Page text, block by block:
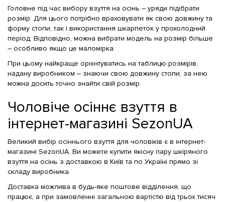
Головне під час вибору взуття на осінь – уряди підібрати
розмір. Для цього потрібно враховувати як свою довжину та
форму стопи, так і використання шкарпеток у прохолодний
період. Відповідно, можна вибрати модель на розмір більше
– особливо якщо це маломірка.
При цьому найкраще орієнтуватись на таблицю розмірів,
надану виробником – знаючи свою довжину стопи, за нею
можна досить точно знайти свій розмір.
Чоловіче осіннє взуття в
інтернет-магазині SezonUA
Великий вибір осіннього взуття для чоловіків є в інтернет-
магазині SezonUA. Ви можете купити якісну пару шкіряного
взуття на осінь з доставкою в Київ та по Україні прямо зі
складу виробника.
Доставка можлива в будь-яке поштове відділення, що
працює, а при замовленні загальною вартістю від трьох тисяч